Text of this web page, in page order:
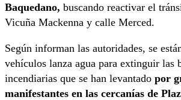
Baquedano, buscando reactivar el
Vicuña Mackenna y calle Merced.
Según informan las autoridades, se
vehículos lanza agua para extinguir las
incendiarias que se han levantado por
manifestantes en las cercanías de